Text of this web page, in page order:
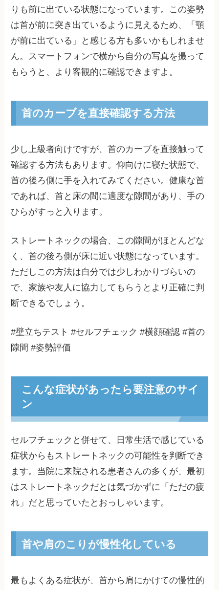
りも前に出ている状態になっています。この姿勢
は首が前に突き出ているように見えるため、「顎
が前に出ている」と感じる方も多いかもしれませ
ん。スマートフォンで横から自分の写真を撮って
もらうと、より客観的に確認できますよ。
首のカーブを直接確認する方法
少し上級者向けですが、首のカーブを直接触って
確認する方法もあります。仰向けに寝た状態で、
首の後ろ側に手を入れてみてください。健康な首
であれば、首と床の間に適度な隙間があり、手の
ひらがすっと入ります。
ストレートネックの場合、この隙間がほとんどな
く、首の後ろ側が床に近い状態になっています。
ただしこの方法は自分では少しわかりづらいの
で、家族や友人に協力してもらうとより正確に判
断できるでしょう。
#壁立ちテスト #セルフチェック #横顔確認 #首の
隙間 #姿勢評価
こんな症状があったら要注意のサイ
ン
セルフチェックと併せて、日常生活で感じている
症状からもストレートネックの可能性を判断でき
ます。当院に来院される患者さんの多くが、最初
はストレートネックだとは気づかずに「ただの疲
れ」だと思っていたとおっしゃいます。
首や肩のこりが慢性化している
最もよくある症状が、首から肩にかけての慢性的